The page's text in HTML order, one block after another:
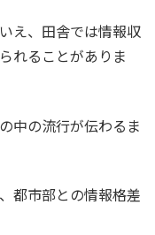
え、田舎では情報収
れることがありま
中の流行が伝わるま
都市部との情報格差